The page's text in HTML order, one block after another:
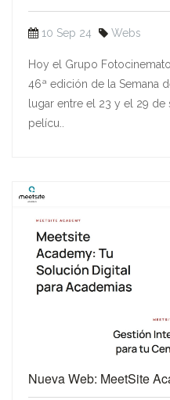
10 Sep 24 Webs
Hoy el Grupo
46ª edición de la Semana
lugar entre el 23 y el 29
pelícu..
Nueva Web: MeetSite